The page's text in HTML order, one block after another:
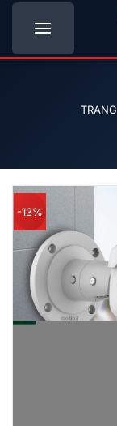
Bỏ
nội
-13%